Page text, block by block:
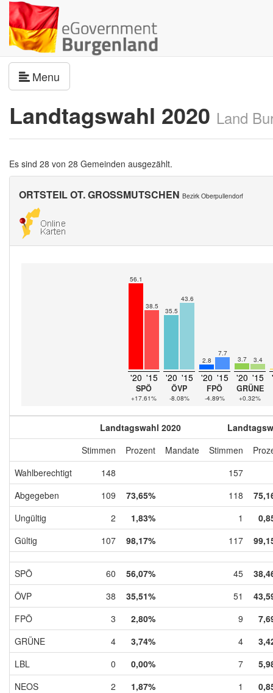
Menu
Landtagswahl 2020 Land
Es sind 28 von 28 Gemeinden ausgezählt.
ORTSTEIL OT. GROSSMUTSCHEN Bezirk Oberpullendorf
56.1
38.5
'20 '15
SPÖ
+17.61%
35.5
43.6
'20 '15
ÖVP
-8.08%
2.8
7.7
'20 '15
FPÖ
-4.89%
3.7 3.4
'20 '15
GRÜNE
+0.32%
Landtagswahl 2020
Stimmen
Prozent Mandate Stimmen
Wahlberechtigt
148
157
Abgegeben
109 73,65% 118
Ungültig
2 1,83% 1
Gültig
107 98,17% 117
SPÖ 60 56,07% 45
ÖVP
38 35,51% 51
FPÖ
3 2,80% 9
GRÜNE
4 3,74% 4
LBL
0 0,00% 7
NEOS
2 1,87% 1